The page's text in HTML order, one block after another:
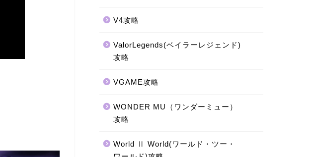
V4攻略
ValorLegends(ベイラーレジェンド)
攻略
VGAME攻略
WONDER MU（ワンダーミュー）
攻略
World Ⅱ World(ワールド・ツー・